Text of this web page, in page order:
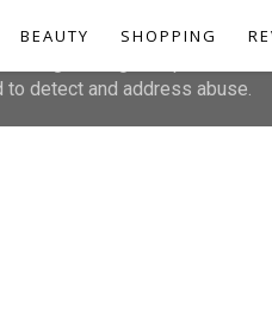
BEAUTY SHOPPING
from Google to deliver
to detect and address abuse.